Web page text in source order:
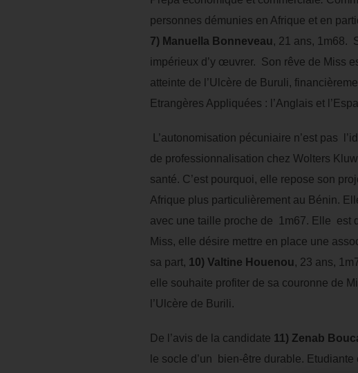
personnes démunies en Afrique et en
7) Manuella Bonneveau, 21 ans, 1m68.
impérieux d’y œuvrer. Son rêve de Miss
atteinte de l’Ulcère de Buruli,
Etrangères Appliquées : l’Anglais et
L’autonomisation pécuniaire n’est pas
de professionnalisation chez Wolters
santé. C’est pourquoi, elle repose son
Afrique plus particulièrement au Bénin.
avec une taille proche de 1m67. Elle est
Miss, elle désire mettre en place une
sa part, 10) Valtine Houenou, 23 ans,
elle souhaite profiter de sa couronne de
l’Ulcère de Burili.
De l’avis de la candidate 11) Zenab
le socle d’un bien-être durable.